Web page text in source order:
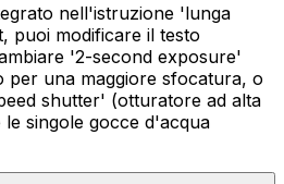
nell'istruzione 'lunga
puoi modificare il testo
'2-second exposure'
per una maggiore sfocatura, o
shutter' (otturatore ad alta
singole gocce d'acqua